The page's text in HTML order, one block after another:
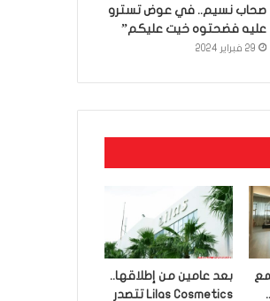
صحاب نسيم.. في عوض تسترو
عليه فضحتوه خيت عليكم”
29 فبراير 2024
بعد عامين من إطلاقها..
Lilas Cosmetics تتصدر